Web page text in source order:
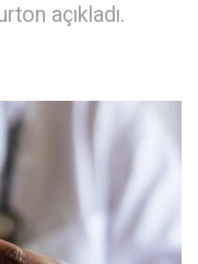
açıkladı.